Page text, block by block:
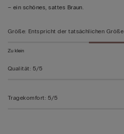
– ein schönes, sattes Braun.
Größe: Entspricht der tatsächlichen Größe
Zu klein
Qualität: 5/5
Tragekomfort: 5/5